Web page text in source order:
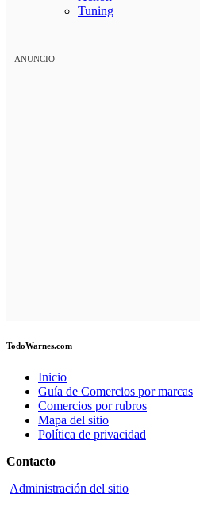
Tuning
ANUNCIO
TodoWarnes.com
Inicio
Guía de Comercios por marcas
Comercios por rubros
Mapa del sitio
Política de privacidad
Contacto
Administración del sitio